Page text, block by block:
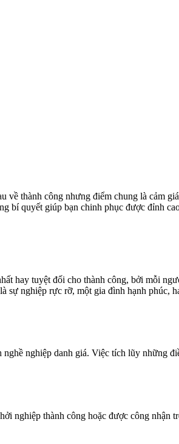
thành công nhưng điểm chung là cảm
bí quyết giúp bạn chinh phục được đỉnh
hay tuyệt đối cho thành công, bởi mỗi
nghiệp rực rỡ, một gia đình hạnh phúc,
nghiệp danh giá. Việc tích lũy những
nghiệp thành công hoặc được công nhận